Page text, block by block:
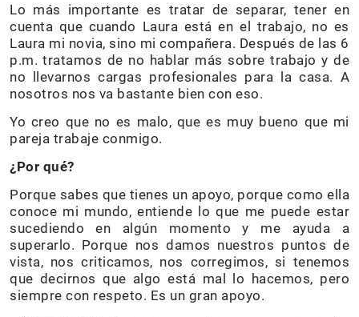
Lo más importante es tratar de separar, tener en
cuenta que cuando Laura está en el trabajo, no es
Laura mi novia, sino mi compañera. Después de las 6
p.m. tratamos de no hablar más sobre trabajo y de
no llevarnos cargas profesionales para la casa. A
nosotros nos va bastante bien con eso.
Yo creo que no es malo, que es muy bueno que mi
pareja trabaje conmigo.
¿Por qué?
Porque sabes que tienes un apoyo, porque como ella
conoce mi mundo, entiende lo que me puede estar
sucediendo en algún momento y me ayuda a
superarlo. Porque nos damos nuestros puntos de
vista, nos criticamos, nos corregimos, si tenemos
que decirnos que algo está mal lo hacemos, pero
siempre con respeto. Es un gran apoyo.